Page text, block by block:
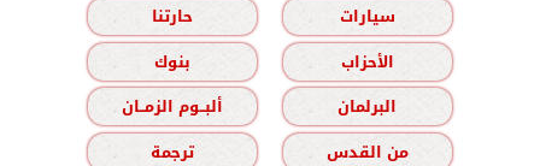
سيارات
حارتنا
الأحزاب
بنوك
البرلمان
ألبــوم الزمــان
من القدس
ترجمة